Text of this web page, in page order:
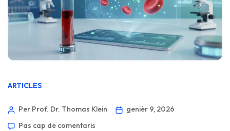
ARTICLES
Per Prof. Dr. Thomas Klein
genièr 9, 2026
Pas cap de comentaris